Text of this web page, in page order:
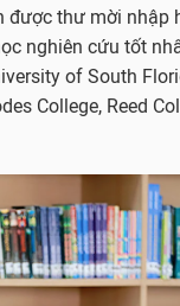
được thư mời nhập
nghiên cứu tốt
of South
College, Reed